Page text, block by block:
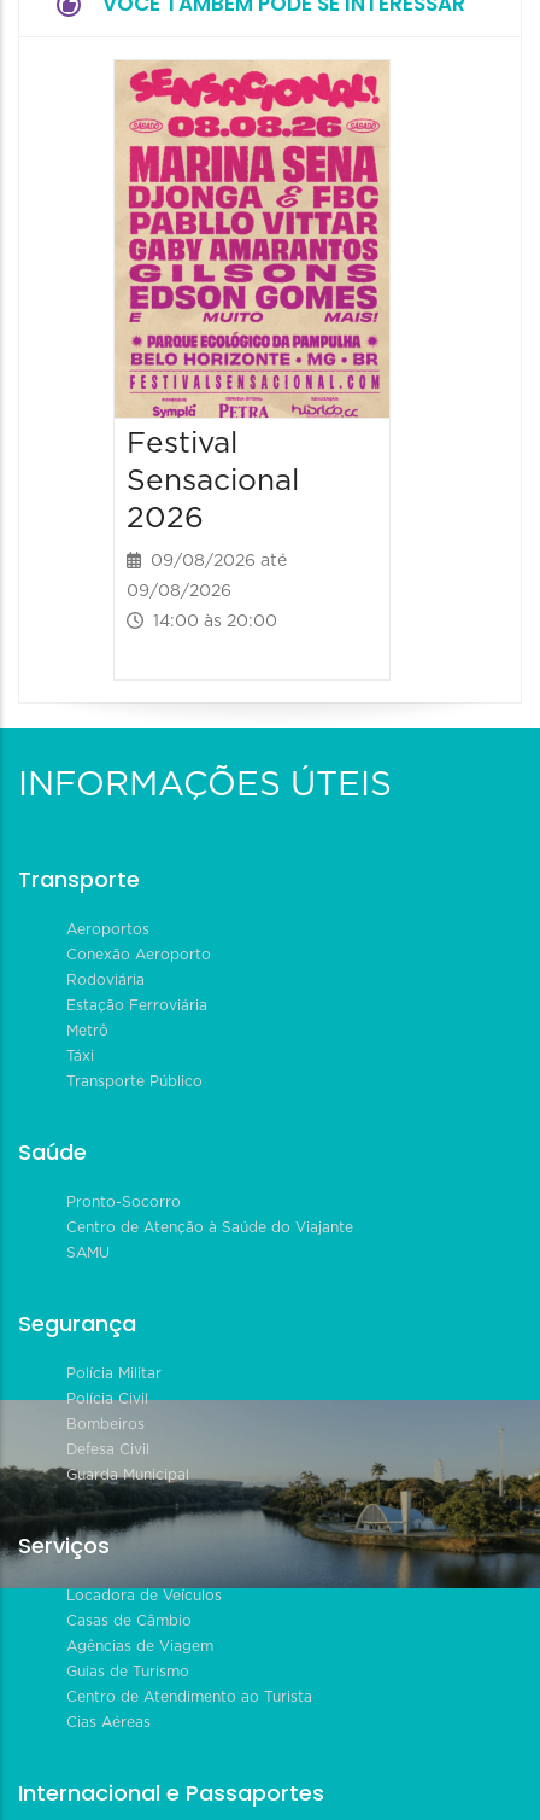
Festival
Sensacional
2026
09/08/2026 até
09/08/2026
14:00 às 20:00
INFORMAÇÕES ÚTEIS
Transporte
Aeroportos
Conexão Aeroporto
Rodoviária
Estação Ferroviária
Metrô
Táxi
Transporte Público
Saúde
Pronto-Socorro
Centro de Atenção à Saúde do Viajante
SAMU
Segurança
Polícia Militar
Polícia Civil
Bombeiros
Defesa Civil
Guarda Municipal
Serviços
Locadora de Veículos
Casas de Câmbio
Agências de Viagem
Guias de Turismo
Centro de Atendimento ao Turista
Cias Aéreas
Internacional e Passaportes